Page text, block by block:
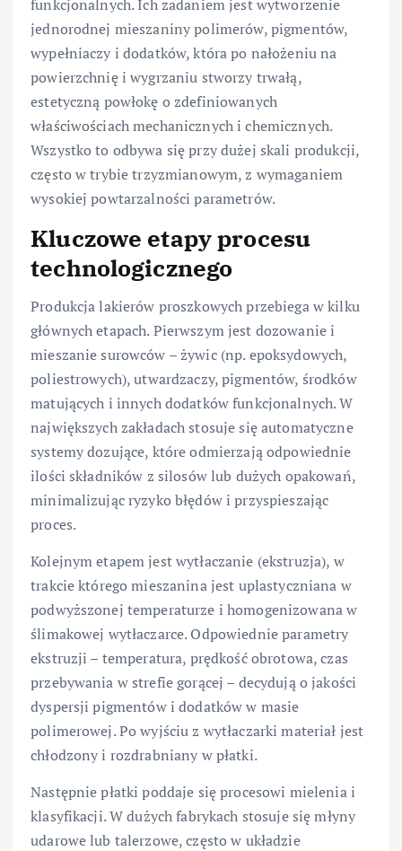
funkcjonalnych. Ich zadaniem jest wytworzenie
jednorodnej mieszaniny polimerów, pigmentów,
wypełniaczy i dodatków, która po nałożeniu na
powierzchnię i wygrzaniu stworzy trwałą,
estetyczną powłokę o zdefiniowanych
właściwościach mechanicznych i chemicznych.
Wszystko to odbywa się przy dużej skali produkcji,
często w trybie trzyzmianowym, z wymaganiem
wysokiej powtarzalności parametrów.
Kluczowe etapy procesu
technologicznego
Produkcja lakierów proszkowych przebiega w kilku
głównych etapach. Pierwszym jest dozowanie i
mieszanie surowców – żywic (np. epoksydowych,
poliestrowych), utwardzaczy, pigmentów, środków
matujących i innych dodatków funkcjonalnych. W
największych zakładach stosuje się automatyczne
systemy dozujące, które odmierzają odpowiednie
ilości składników z silosów lub dużych opakowań,
minimalizując ryzyko błędów i przyspieszając
proces.
Kolejnym etapem jest wytłaczanie (ekstruzja), w
trakcie którego mieszanina jest uplastyczniana w
podwyższonej temperaturze i homogenizowana w
ślimakowej wytłaczarce. Odpowiednie parametry
ekstruzji – temperatura, prędkość obrotowa, czas
przebywania w strefie gorącej – decydują o jakości
dyspersji pigmentów i dodatków w masie
polimerowej. Po wyjściu z wytłaczarki materiał jest
chłodzony i rozdrabniany w płatki.
Następnie płatki poddaje się procesowi mielenia i
klasyfikacji. W dużych fabrykach stosuje się młyny
udarowe lub talerzowe, często w układzie